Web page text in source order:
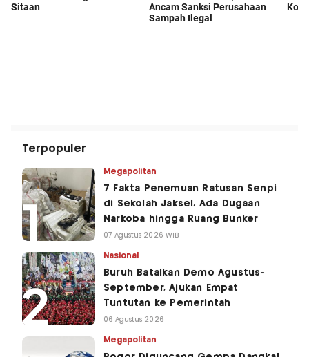
Terpopuler
Megapolitan
7 Fakta Penemuan Ratusan Senpi
di Sekolah Jaksel, Ada Dugaan
Narkoba hingga Ruang Bunker
07 Agustus 2026 WIB
Nasional
Buruh Batalkan Demo Agustus-
September, Ajukan Empat
Tuntutan ke Pemerintah
06 Agustus 2026
Megapolitan